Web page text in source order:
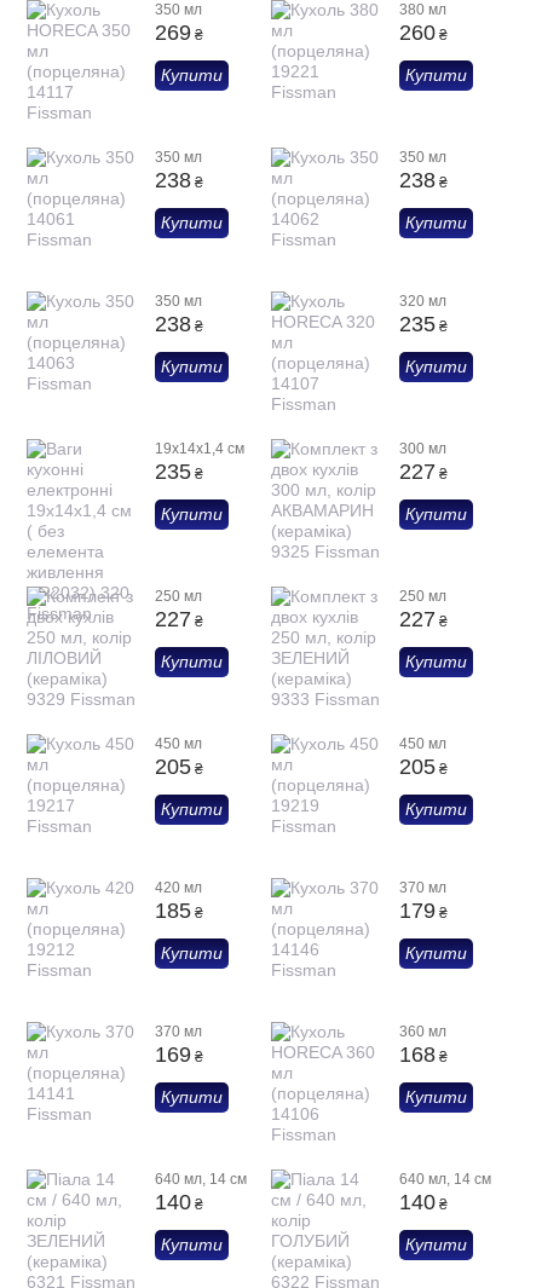
350 мл
269 ₴
Купити
380 мл
260 ₴
Купити
350 мл
238 ₴
Купити
350 мл
238 ₴
Купити
350 мл
238 ₴
Купити
320 мл
235 ₴
Купити
19x14x1,4 см
235 ₴
Купити
300 мл
227 ₴
Купити
250 мл
227 ₴
Купити
250 мл
227 ₴
Купити
450 мл
205 ₴
Купити
450 мл
205 ₴
Купити
420 мл
185 ₴
Купити
370 мл
179 ₴
Купити
370 мл
169 ₴
Купити
360 мл
168 ₴
Купити
640 мл, 14 см
140 ₴
Купити
640 мл, 14 см
140 ₴
Купити